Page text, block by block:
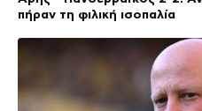
πήραν τη φιλική ισοπαλία